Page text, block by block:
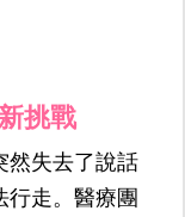
挑戰
然失去了說話
行走。醫療團